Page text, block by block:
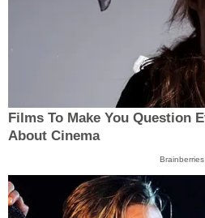
Films To Make You Question
About Cinema
Brainberries